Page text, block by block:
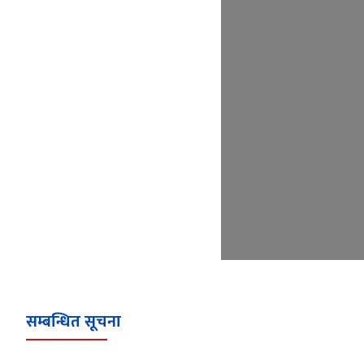
सम्बन्धित सूचना